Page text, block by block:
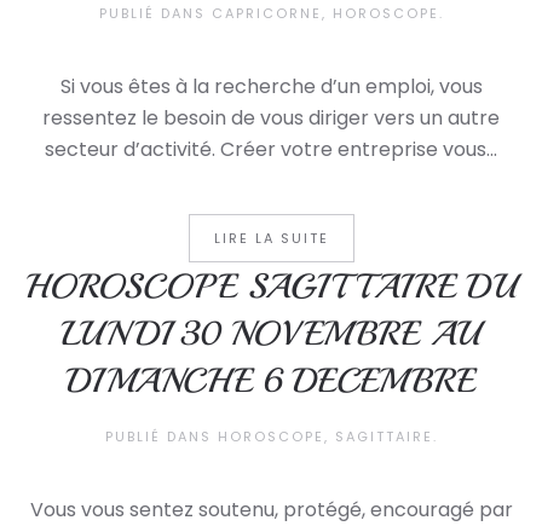
PUBLIÉ DANS CAPRICORNE, HOROSCOPE .
Si vous êtes à la recherche d’un emploi, vous
ressentez le besoin de vous diriger vers un autre
secteur d’activité. Créer votre entreprise vous...
LIRE LA SUITE
HOROSCOPE SAGITTAIRE DU
LUNDI 30 NOVEMBRE AU
DIMANCHE 6 DECEMBRE
PUBLIÉ DANS HOROSCOPE, SAGITTAIRE .
Vous vous sentez soutenu, protégé, encouragé par